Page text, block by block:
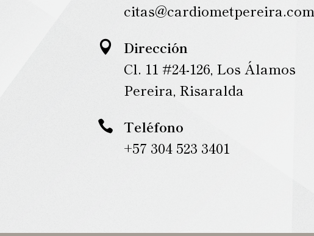
citas@cardiometpereira.com

Dirección
Cl. 11 #24-126, Los Álamos
Pereira, Risaralda

Teléfono
+57 304 523 3401